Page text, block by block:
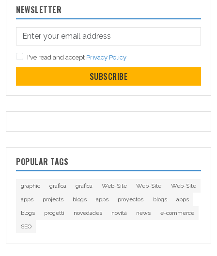
NEWSLETTER
I've read and accept Privacy Policy
SUBSCRIBE
POPULAR TAGS
graphic grafica grafica Web-Site Web-Site
Web-Site
apps
projects blogs apps proyectos blogs
apps
blogs
progetti novedades novità news
e-commerce
SEO